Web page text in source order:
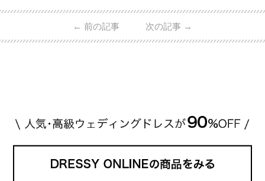
日本で人気のブランドまで幅広くご紹介。 さらに、
・愛用している芸能人夫婦 ・リングの特徴や魅力 ・
← 前の記事 次の記事 →